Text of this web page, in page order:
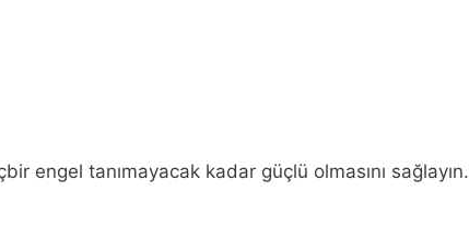
engel tanımayacak kadar güçlü olmasını sağlayın.